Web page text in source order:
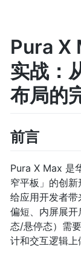
Pura X
实战：
布局的
前言
Pura X Max 是
窄平板」的创
给应用开发者
偏短、内屏展
态/悬停态）需
计和交互逻辑上